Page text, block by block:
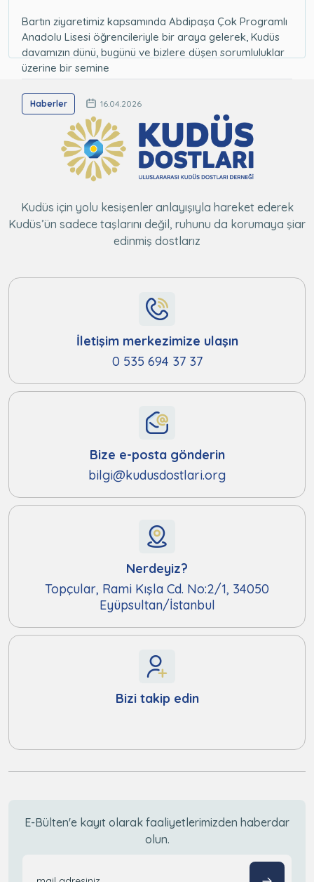
Bartın ziyaretimiz kapsamında Abdipaşa Çok Programlı
Anadolu Lisesi öğrencileriyle bir araya gelerek, Kudüs
davamızın dünü, bugünü ve bizlere düşen sorumluluklar
üzerine bir semine
Haberler 16.04.2026
Kudüs için yolu kesişenler anlayışıyla hareket ederek
Kudüs’ün sadece taşlarını değil, ruhunu da korumaya şiar
edinmiş dostlarız
İletişim merkezimize ulaşın
0 535 694 37 37
Bize e-posta gönderin
bilgi@kudusdostlari.org
Nerdeyiz?
Topçular, Rami Kışla Cd. No:2/1, 34050
Eyüpsultan/İstanbul
Bizi takip edin
E-Bülten'e kayıt olarak faaliyetlerimizden haberdar
olun.